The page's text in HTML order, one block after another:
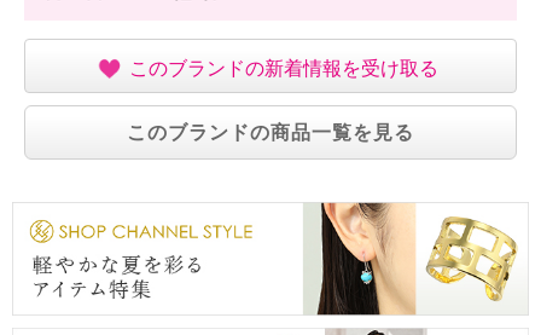
このブランドの新着情報を受け取る
このブランドの商品一覧を見る